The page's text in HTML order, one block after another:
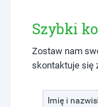
Szybki
Zostaw nam
skontaktuje się